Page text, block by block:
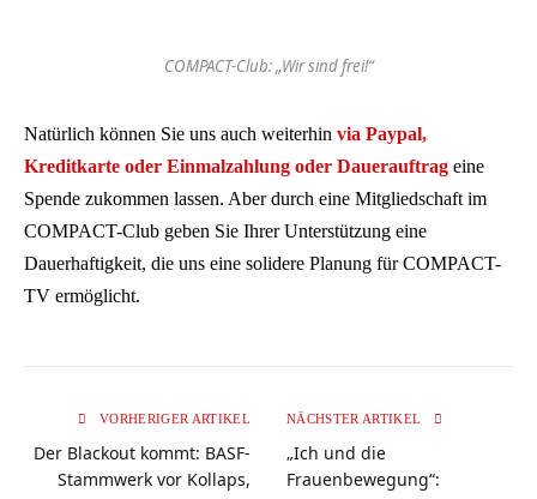
COMPACT-Club: „Wir sind frei!“
Natürlich können Sie uns auch weiterhin via Paypal,
Kreditkarte oder Einmalzahlung oder Dauerauftrag eine
Spende zukommen lassen. Aber durch eine Mitgliedschaft im
COMPACT-Club geben Sie Ihrer Unterstützung eine
Dauerhaftigkeit, die uns eine solidere Planung für COMPACT-
TV ermöglicht.
VORHERIGER ARTIKEL
Der Blackout kommt: BASF-
Stammwerk vor Kollaps,
NÄCHSTER ARTIKEL
„Ich und die
Frauenbewegung“: